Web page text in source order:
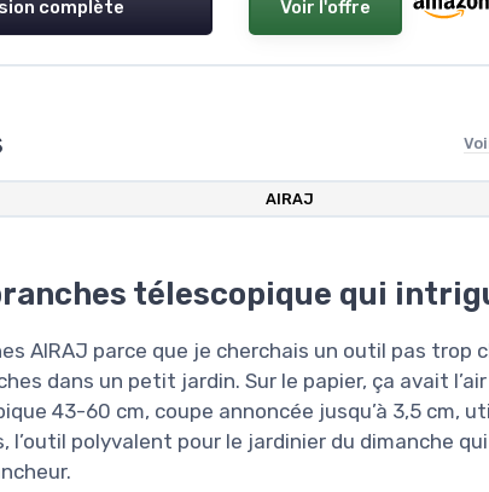
complète Voir l'offre
AIRAJ
télescopique qui
AIRAJ parce que je cherchais un outil pas trop
dans un petit jardin. Sur le papier, ça avait
43-60 cm, coupe annoncée jusqu’à 3,5 cm,
l’outil polyvalent pour le jardinier du dimanche